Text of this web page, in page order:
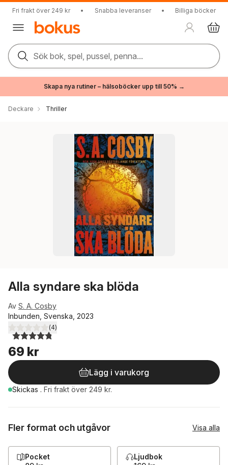
Fri frakt över 249 kr • Snabba leveranser • Billiga böcker
Sök bok, spel, pussel, penna...
Skapa nya rutiner – hälsoböcker upp till 50% →
Deckare Thriller
Alla syndare ska blöda
Av S. A. Cosby
Inbunden, Svenska, 2023
4,8utav 5 stjärnor. Totalt antal röster:
(4)
69 kr
Lägg i varukorg
Skickas . Fri frakt över 249 kr.
Fler format och utgåvor Visa alla
Pocket
Ljudbok